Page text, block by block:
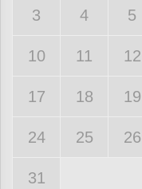
3 4 5
10 11 12
17 18 19
24 25 26
31